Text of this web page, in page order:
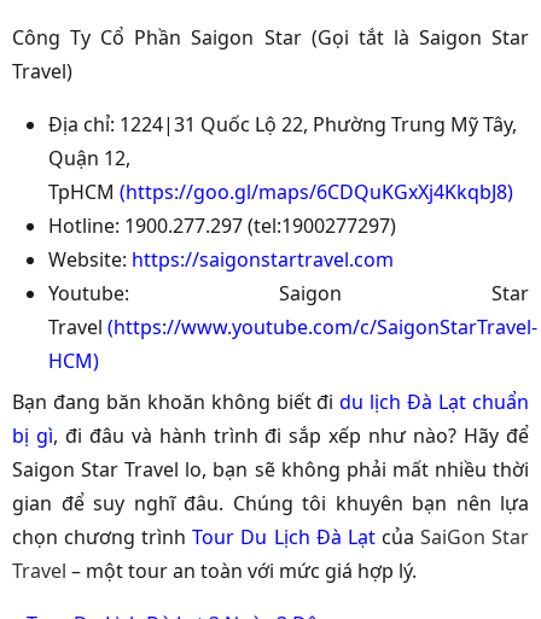
Công Ty Cổ Phần Saigon Star (Gọi tắt là Saigon Star
Travel)
Địa chỉ: 1224|31 Quốc Lộ 22, Phường Trung Mỹ Tây,
Quận 12,
TpHCM (https://goo.gl/maps/6CDQuKGxXj4KkqbJ8)
Hotline: 1900.277.297 (tel:1900277297)
Website: https://saigonstartravel.com
Youtube: Saigon Star
Travel (https://www.youtube.com/c/SaigonStarTravel-
HCM)
Bạn đang băn khoăn không biết đidu lịch Đà Lạt chuẩn
bị gì, đi đâu và hành trình đi sắp xếp như nào? Hãy để
Saigon Star Travel lo, bạn sẽ không phải mất nhiều thời
gian để suy nghĩ đâu. Chúng tôi khuyên bạn nên lựa
chọn chương trìnhTour Du Lịch Đà Lạt của SaiGon Star
Travel – một tour an toàn với mức giá hợp lý.